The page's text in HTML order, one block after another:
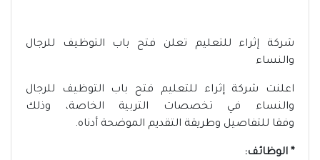
شركة إثراء للتعليم تعلن فتح باب التوظيف للرجال
والنساء
اعلنت شركة إثراء للتعليم فتح باب التوظيف للرجال
والنساء في تخصصات التربية الخاصة، وذلك
وفقا للتفاصيل وطريقة التقديم الموضحة أدناه.
* الوظائف: